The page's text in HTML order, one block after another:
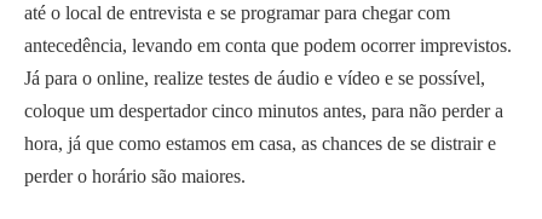
até o local de entrevista e se programar para chegar com
antecedência, levando em conta que podem ocorrer imprevistos.
Já para o online, realize testes de áudio e vídeo e se possível,
coloque um despertador cinco minutos antes, para não perder a
hora, já que como estamos em casa, as chances de se distrair e
perder o horário são maiores.